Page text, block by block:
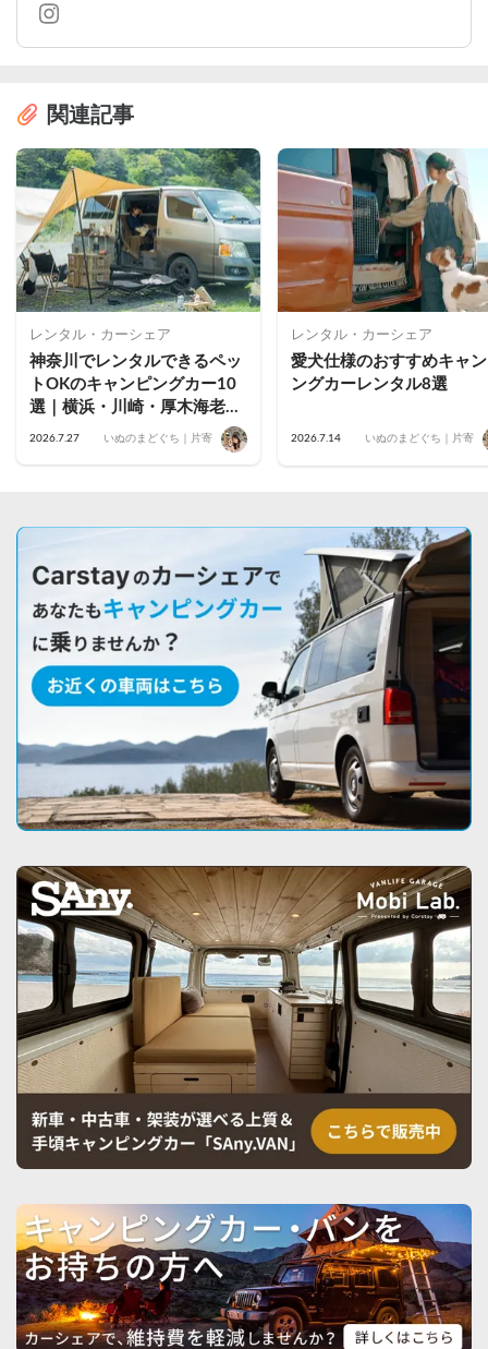
関連記事
レンタル・カーシェア
神奈川でレンタルできるペッ
トOKのキャンピングカー10
選｜横浜・川崎・厚木海老
名・藤沢茅ヶ崎・小田原・鎌
2026.7.27 いぬのまどぐち｜片寄
レンタル・カーシェア
愛犬仕様のおすすめキャ
ングカーレンタル8選
2026.7.14 いぬのまどぐち｜片寄